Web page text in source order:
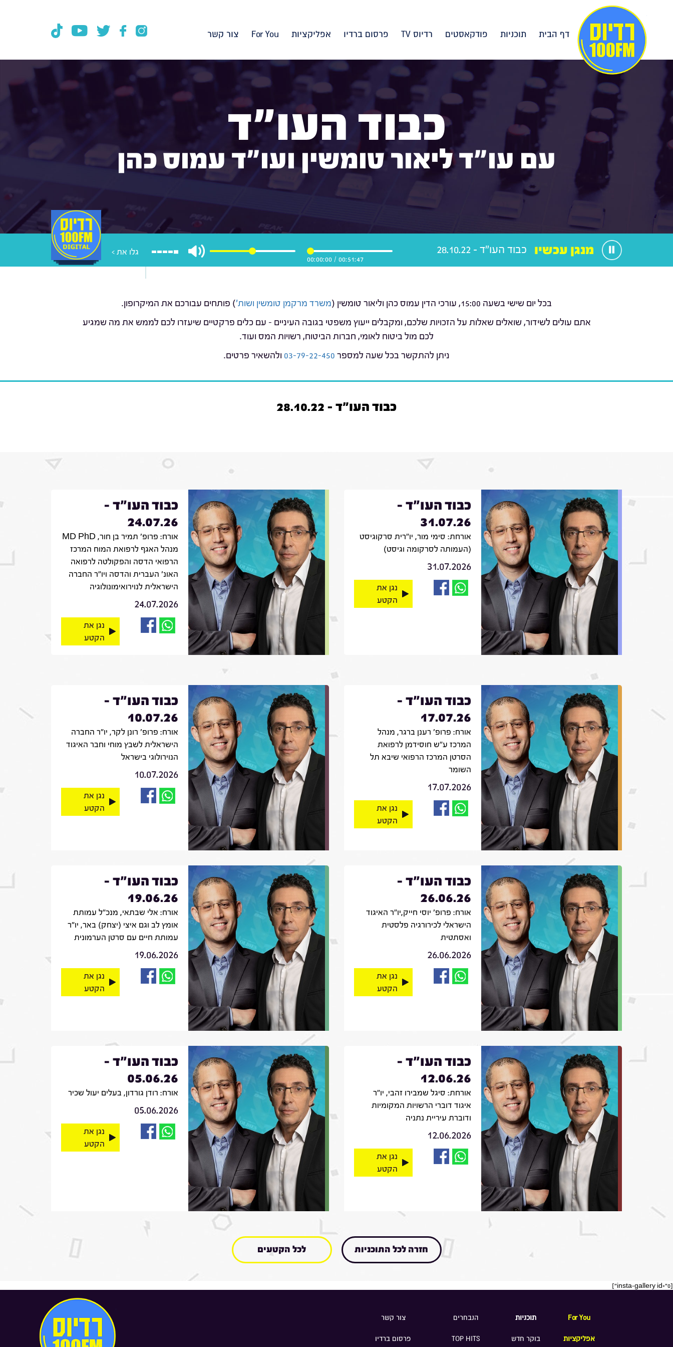
דף הבית תוכניות פודקאסטים רדיוס TV פרסום ברדיו אפליקציות For You צור קשר
כבוד העו"ד
עם עו"ד ליאור טומשין ועו"ד עמוס כהן
גלו את >
00:51:47
/
00:00:00
מנגן עכשיו כבוד העו"ד - 28.10.22
בכל יום שישי בשעה 15:00, עורכי הדין עמוס כהן וליאור טומשין ( משרד מרקמן טומשין ושות') פותחים עבורכם את המיקרופון.
אתם עולים לשידור, שואלים שאלות על הזכויות שלכם, ומקבלים ייעוץ משפטי בגובה העיניים – עם כלים פרקטיים שיעזרו לכם לממש את מה שמגיע
לכם מול ביטוח לאומי, חברות הביטוח, רשויות המס ועוד.
ניתן להתקשר בכל שעה למספר 03-79-22-450 ולהשאיר פרטים.
כבוד העו"ד - 28.10.22
כבוד העו"ד -
31.07.26
אורחת: סימי מור, יו"רית סרקוגיסט
(העמותה לסרקומה וגיסט)
31.07.2026
נגן את
הקטע
כבוד העו"ד -
24.07.26
אורח: פרופ' תמיר בן חור, MD PhD
מנהל האגף לרפואת המוח המרכז
הרפואי הדסה והפקולטה לרפואה
האונ' העברית והדסה ויו"ר החברה
הישראלית לנוירואימונולוגיה
24.07.2026
נגן את
הקטע
כבוד העו"ד -
17.07.26
אורח: פרופ' רענן ברגר, מנהל
המרכז ע"ש חוסידמן לרפואת
הסרטן המרכז הרפואי שיבא תל
השומר
17.07.2026
נגן את
הקטע
כבוד העו"ד -
10.07.26
אורח: פרופ' רונן לקר, יו"ר החברה
הישראלית לשבץ מוחי וחבר האיגוד
הנוירולוגי בישראל
10.07.2026
נגן את
הקטע
כבוד העו"ד -
26.06.26
אורח: פרופ' יוסי חייק,יו"ר האיגוד
הישראלי לכירורגיה פלסטית
ואסתטית
26.06.2026
נגן את
הקטע
כבוד העו"ד -
19.06.26
אורח: אלי שבתאי, מנכ"ל עמותת
אומץ לב וגם איצי (יצחק) באר, יו"ר
עמותת חיים עם סרטן הערמונית
19.06.2026
נגן את
הקטע
כבוד העו"ד -
12.06.26
אורחת: סיגל שמבירו זהבי, יו"ר
איגוד דוברי הרשויות המקומיות
ודוברת עיריית נתניה
12.06.2026
נגן את
הקטע
כבוד העו"ד -
05.06.26
אורח: רודן גורדון, בעלים יעול שכיר
05.06.2026
נגן את
הקטע
חזרה לכל התוכניות לכל הקטעים
[insta-gallery id="0"]
For You
אפליקציות
תוכניות
בוקר חדש
הנבחרים
TOP HITS
צור קשר
פרסום ברדיו